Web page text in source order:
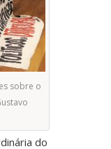
sobre o
do